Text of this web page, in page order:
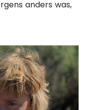
anders was,